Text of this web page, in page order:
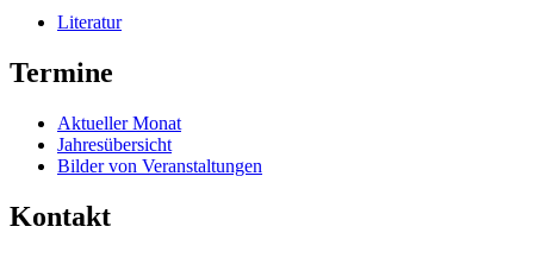
Literatur
Termine
Aktueller Monat
Jahresübersicht
Bilder von Veranstaltungen
Kontakt